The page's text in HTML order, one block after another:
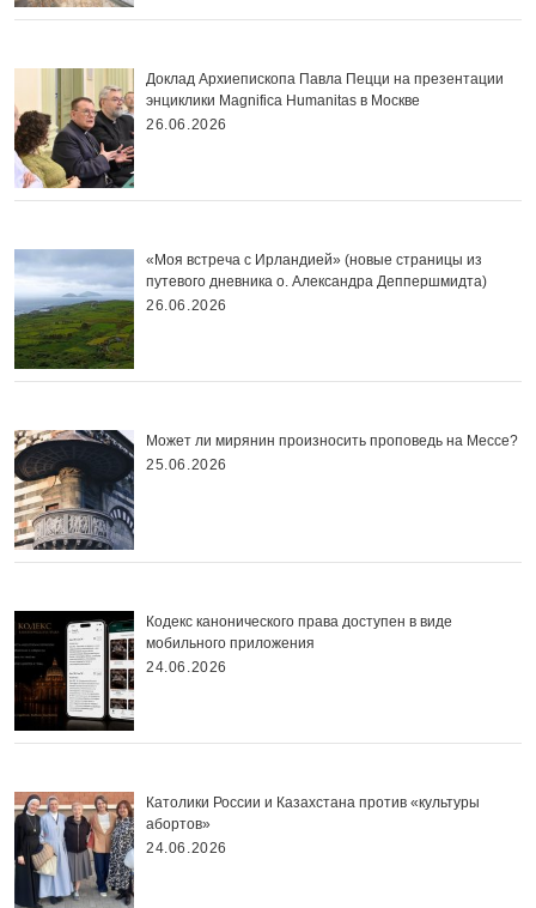
Доклад Архиепископа Павла Пецци на презентации
энциклики Magnifica Нumanitas в Москве
26.06.2026
«Моя встреча с Ирландией» (новые страницы из
путевого дневника о. Александра Деппершмидта)
26.06.2026
Может ли мирянин произносить проповедь на Мессе?
25.06.2026
Кодекс канонического права доступен в виде
мобильного приложения
24.06.2026
Католики России и Казахстана против «культуры
абортов»
24.06.2026